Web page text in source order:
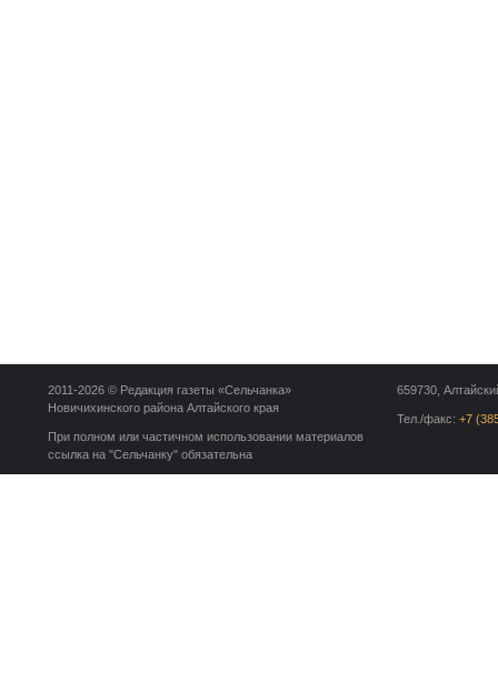
659730,
Тел./факс: +7
2011-2026 © Редакция газеты «Сельчанка»
Новичихинского района Алтайского края
При полном или частичном использовании материалов
ссылка на "Сельчанку" обязательна